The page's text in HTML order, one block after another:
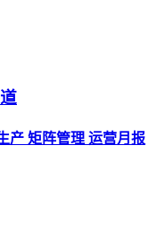
产 矩阵管理 运营月报